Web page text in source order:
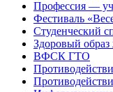
Профессия —
Фестиваль
Студенческий
Здоровый
ВФСК ГТО